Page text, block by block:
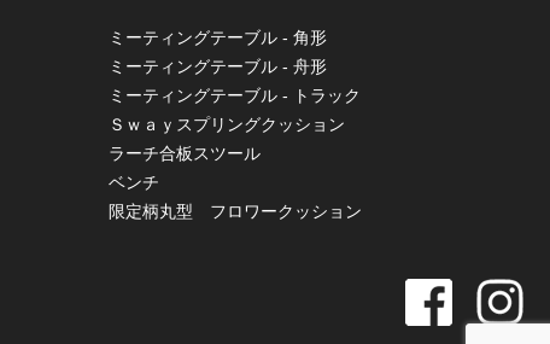
ミーティングテーブル - 角形
ミーティングテーブル - 舟形
ミーティングテーブル - トラック
Ｓｗａｙスプリングクッション
ラーチ合板スツール
ベンチ
限定柄丸型 フロワークッション